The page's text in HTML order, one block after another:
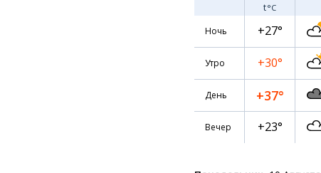
t°C
Ночь
+27°
Утро +30°
День +37°
Вечер +23°